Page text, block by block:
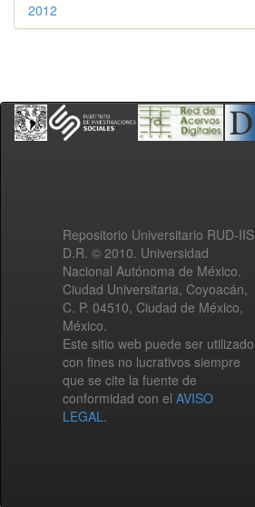
2012
Repositorio Universitario RUD-IIS
D.R. © 2010. Universidad
Nacional Autónoma de México.
Ciudad Universitaria, Coyoacán,
C. P. 04510, Ciudad de México,
México.
Este sitio web puede ser utilizado
con fines no lucrativos siempre
que se cite la fuente de
conformidad con el AVISO
LEGAL.